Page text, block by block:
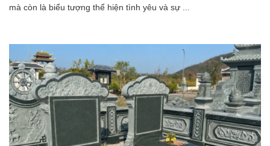
mà còn là biểu tượng thể hiện tình yêu và sự ...